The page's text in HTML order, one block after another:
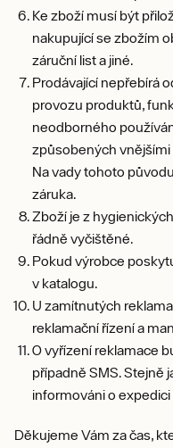
Ke zboží musí být
nakupující se zbožím
záruční list a jiné.
Prodávající nepřebírá
provozu produktů,
neodborného
způsobených
Na vady tohoto
záruka.
Zboží je z
řádně vyčištěné.
Pokud výrobce
v katalogu.
U zamítnutých
reklamační řízení a
O vyřízení reklamace
případně SMS. Stejně
informováni o
Děkujeme Vám za čas,